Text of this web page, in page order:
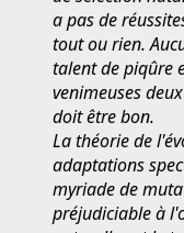
a pas de
tout ou rien.
talent de piqûre
venimeuses
doit être bon.
La théorie de
adaptations
myriade de
préjudiciable à